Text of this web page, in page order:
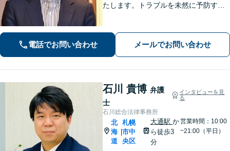
たします。トラブルを未然に予防する
電話でお問い合わせ メールでお問い合わせ
石川 貴博 弁護
士
インタビューを見
る
石川総合法律事務所
北
海
道
|
札幌
市中
央区
大通駅 か
ら徒歩3
分
営業時間：10:00
~21:00（平日）